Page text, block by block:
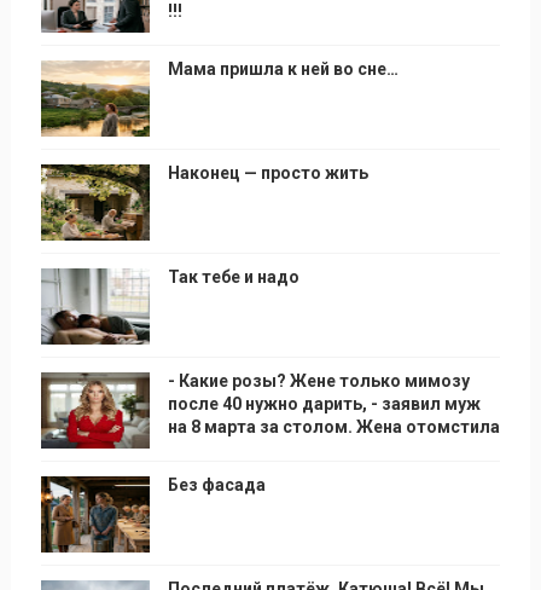
!!!
Мама пришла к ней во сне…
Наконец — просто жить
Так тебе и надо
- Какие розы? Жене только мимозу
после 40 нужно дарить, - заявил муж
на 8 марта за столом. Жена отомстила
Без фасада